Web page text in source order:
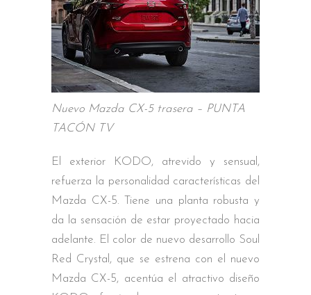
Nuevo Mazda CX-5 trasera – PUNTA
TACÓN TV
El exterior KODO, atrevido y sensual,
refuerza la personalidad características del
Mazda CX-5. Tiene una planta robusta y
da la sensación de estar proyectado hacia
adelante. El color de nuevo desarrollo Soul
Red Crystal, que se estrena con el nuevo
Mazda CX-5, acentúa el atractivo diseño